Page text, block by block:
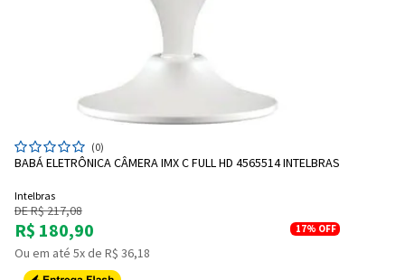
(0)
BABÁ ELETRÔNICA CÂMERA IMX C FULL HD 4565514 INTELBRAS
Intelbras
DE R$ 217,08
R$ 180,90 17% OFF
Ou em até 5x de R$ 36,18